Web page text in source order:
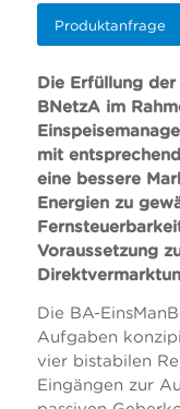
Produktanfrage
Die Erfüllung
BNetzA im
mit
eine bessere
Energien zu
Voraussetzung
Die BA-
Aufgaben
vier bistabilen
Eingängen zur